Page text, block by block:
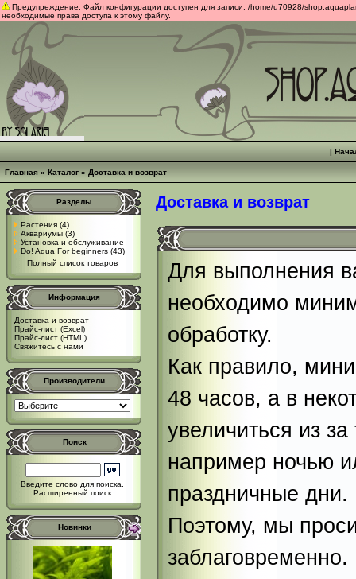
Предупреждение: Файл конфигурации доступен для записи: /home/u70928/
необходимые права доступа к этому файлу.
|
Главная » Каталог » Доставка и возврат
Разделы
Растения (4)
Аквариумы (3)
Установка и обслуживание
Do! Aqua For beginners (43)
Полный список товаров
Информация
Доставка и возврат
Прайс-лист (Excel)
Прайс-лист (HTML)
Свяжитесь с нами
Производители
Поиск
Введите слово для поиска.
Расширенный поиск
Новинки
Доставка и возврат
Для выполнения
необходимо
обработку.
Как правило,
48 часов, а в
увеличиться из за
например ночью
праздничные дни.
Поэтому, мы
заблаговременно.